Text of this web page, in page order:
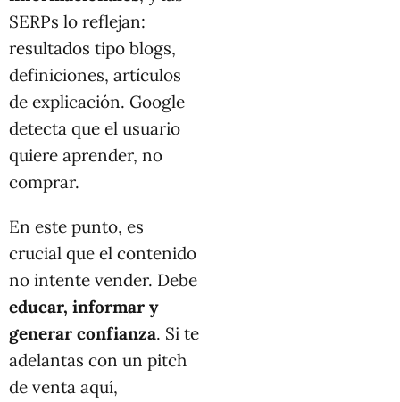
SERPs lo reflejan:
resultados tipo blogs,
definiciones, artículos
de explicación. Google
detecta que el usuario
quiere aprender, no
comprar.
En este punto, es
crucial que el contenido
no intente vender. Debe
educar, informar y
generar confianza. Si te
adelantas con un pitch
de venta aquí,